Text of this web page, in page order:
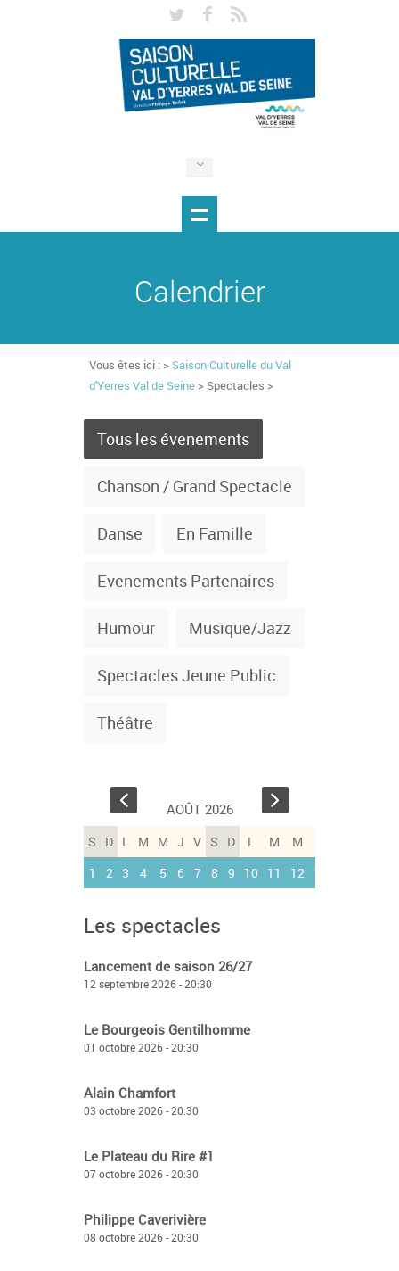
Calendrier
Vous êtes ici : > Saison Culturelle du Val
d'Yerres Val de Seine > Spectacles >
Tous les évenements
Chanson / Grand Spectacle
Danse En Famille
Evenements Partenaires
Humour Musique/Jazz
Spectacles Jeune Public
Théâtre
AOÛT 2026
S D L M M J V S D L M M
1
2 3 4 5 6 7 8 9 10 11 12 13
Les spectacles
Lancement de saison 26/27
12 septembre 2026 - 20:30
Le Bourgeois Gentilhomme
01 octobre 2026 - 20:30
Alain Chamfort
03 octobre 2026 - 20:30
Le Plateau du Rire #1
07 octobre 2026 - 20:30
Philippe Caverivière
08 octobre 2026 - 20:30